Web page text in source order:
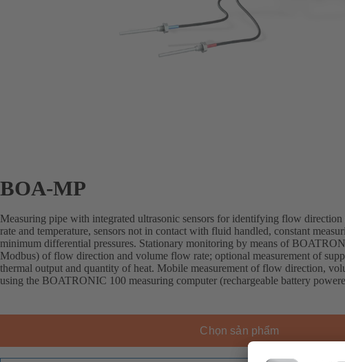
BOA-MP
Measuring pipe with integrated ultrasonic sensors for identifying flow
rate and temperature, sensors not in contact with fluid handled, constant
minimum differential pressures. Stationary monitoring by means of
Modbus) of flow direction and volume flow rate; optional measurement of
thermal output and quantity of heat. Mobile measurement of flow direction,
using the BOATRONIC 100 measuring computer (rechargeable battery
Chọn sản phẩm